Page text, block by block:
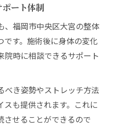
ート体制
、福岡市中央区大宮の整体
す。施術後に身体の変化
院時に相談できるサポート
べき姿勢やストレッチ方法
も提供されます。これに
させることができるので